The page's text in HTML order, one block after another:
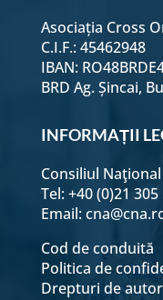
Asociația Cross
C.I.F.: 45462948
IBAN:
BRD Ag. Șincai,
INFORMAȚII
Consiliul
Tel: +40 (0)21 305
Email:
Cod de conduită
Politica de
Drepturi de autor